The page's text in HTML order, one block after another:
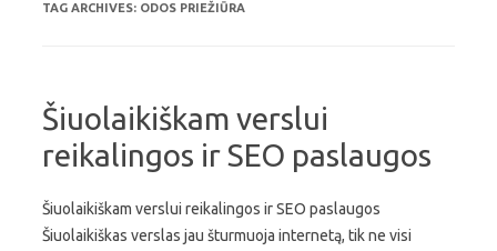
TAG ARCHIVES: ODOS PRIEŽIŪRA
Šiuolaikiškam verslui
reikalingos ir SEO paslaugos
Šiuolaikiškam verslui reikalingos ir SEO paslaugos
Šiuolaikiškas verslas jau šturmuoja internetą, tik ne visi